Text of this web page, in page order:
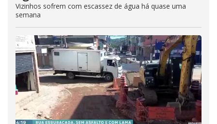
Vizinhos sofrem com escassez de água há quase uma
semana